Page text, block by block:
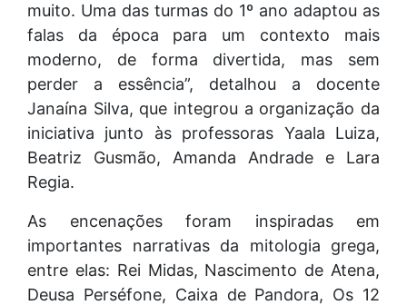
muito. Uma das turmas do 1º ano adaptou as
falas da época para um contexto mais
moderno, de forma divertida, mas sem
perder a essência”, detalhou a docente
Janaína Silva, que integrou a organização da
iniciativa junto às professoras Yaala Luiza,
Beatriz Gusmão, Amanda Andrade e Lara
Regia.
As encenações foram inspiradas em
importantes narrativas da mitologia grega,
entre elas: Rei Midas, Nascimento de Atena,
Deusa Perséfone, Caixa de Pandora, Os 12